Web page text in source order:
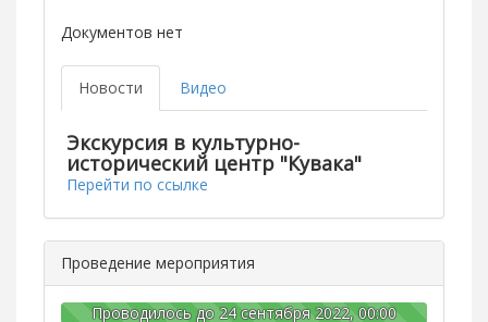
Документов нет
Новости Видео
Экскурсия в культурно-
исторический центр "Кувака"
Перейти по ссылке
Проведение мероприятия
Проводилось до 24 сентября 2022, 00:00